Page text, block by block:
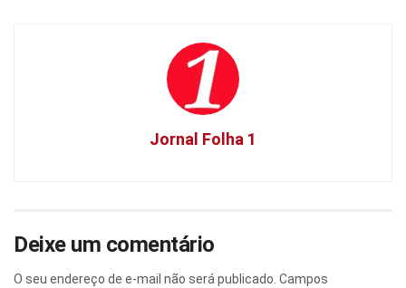
Jornal Folha 1
Deixe um comentário
O seu endereço de e-mail não será publicado. Campos